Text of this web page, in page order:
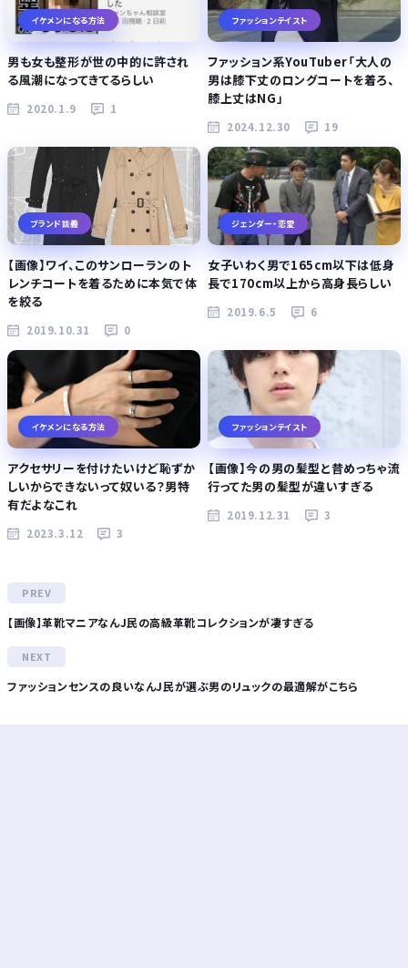
イケメンになる方法
男も女も整形が世の中的に許され
る風潮になってきてるらしい
2020.1.9 1
ファッションテイスト
ファッション系YouTuber「大人の
男は膝下丈のロングコートを着ろ、
膝上丈はNG」
2024.12.30 19
ブランド談義
【画像】ワイ、このサンローランのト
レンチコートを着るために本気で体
を絞る
2019.10.31 0
ジェンダー・恋愛
女子いわく男で165cm以下は低身
長で170cm以上から高身長らしい
2019.6.5 6
イケメンになる方法
アクセサリーを付けたいけど恥ずか
しいからできないって奴いる？男特
有だよなこれ
2023.3.12 3
ファッションテイスト
【画像】今の男の髪型と昔めっちゃ流
行ってた男の髪型が違いすぎる
2019.12.31 3
【画像】革靴マニアなんJ民の高級革靴コレクションが凄すぎる
ファッションセンスの良いなんJ民が選ぶ男のリュックの最適解がこちら